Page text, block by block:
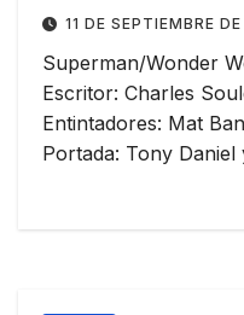
11 DE SEPTIEMBRE
Superman/Wonder
Escritor: Charles
Entintadores: Mat
Portada: Tony Daniel